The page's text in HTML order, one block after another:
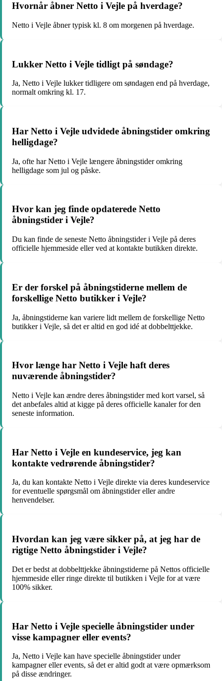
Hvornår åbner Netto i Vejle på hverdage?
Netto i Vejle åbner typisk kl. 8 om morgenen på hverdage.
Lukker Netto i Vejle tidligt på søndage?
Ja, Netto i Vejle lukker tidligere om søndagen end på hverdage,
normalt omkring kl. 17.
Har Netto i Vejle udvidede åbningstider omkring
helligdage?
Ja, ofte har Netto i Vejle længere åbningstider omkring
helligdage som jul og påske.
Hvor kan jeg finde opdaterede Netto
åbningstider i Vejle?
Du kan finde de seneste Netto åbningstider i Vejle på deres
officielle hjemmeside eller ved at kontakte butikken direkte.
Er der forskel på åbningstiderne mellem de
forskellige Netto butikker i Vejle?
Ja, åbningstiderne kan variere lidt mellem de forskellige Netto
butikker i Vejle, så det er altid en god idé at dobbelttjekke.
Hvor længe har Netto i Vejle haft deres
nuværende åbningstider?
Netto i Vejle kan ændre deres åbningstider med kort varsel, så
det anbefales altid at kigge på deres officielle kanaler for den
seneste information.
Har Netto i Vejle en kundeservice, jeg kan
kontakte vedrørende åbningstider?
Ja, du kan kontakte Netto i Vejle direkte via deres kundeservice
for eventuelle spørgsmål om åbningstider eller andre
henvendelser.
Hvordan kan jeg være sikker på, at jeg har de
rigtige Netto åbningstider i Vejle?
Det er bedst at dobbelttjekke åbningstiderne på Nettos officielle
hjemmeside eller ringe direkte til butikken i Vejle for at være
100% sikker.
Har Netto i Vejle specielle åbningstider under
visse kampagner eller events?
Ja, Netto i Vejle kan have specielle åbningstider under
kampagner eller events, så det er altid godt at være opmærksom
på disse ændringer.